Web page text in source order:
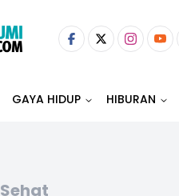
GAYA HIDUP HIBURAN
Sehat